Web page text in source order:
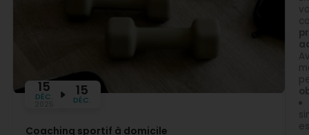
Camille Bachelet - Coach Sportif & Pilates
15
DÉC. 15
DÉC.
Coaching sportif à domicile